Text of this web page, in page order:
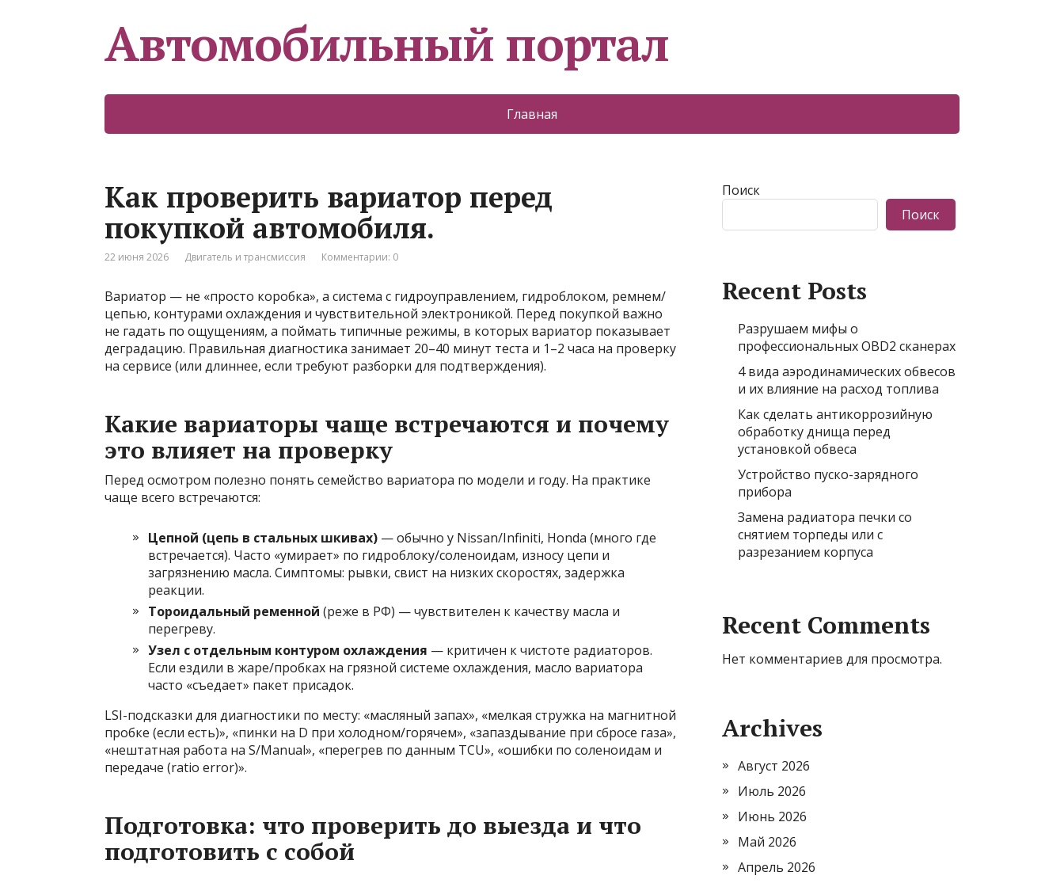
Автомобильный портал
Главная
Как проверить вариатор перед
покупкой автомобиля.
22 июня 2026 Двигатель и трансмиссия Комментарии: 0
Вариатор — не «просто коробка», а система с гидроуправлением, гидроблоком, ремнем/
цепью, контурами охлаждения и чувствительной электроникой. Перед покупкой важно
не гадать по ощущениям, а поймать типичные режимы, в которых вариатор показывает
деградацию. Правильная диагностика занимает 20–40 минут теста и 1–2 часа на проверку
на сервисе (или длиннее, если требуют разборки для подтверждения).
Какие вариаторы чаще встречаются и почему
это влияет на проверку
Перед осмотром полезно понять семейство вариатора по модели и году. На практике
чаще всего встречаются:
Цепной (цепь в стальных шкивах) — обычно у Nissan/Infiniti, Honda (много где
встречается). Часто «умирает» по гидроблоку/соленоидам, износу цепи и
загрязнению масла. Симптомы: рывки, свист на низких скоростях, задержка
реакции.
Тороидальный ременной (реже в РФ) — чувствителен к качеству масла и
перегреву.
Узел с отдельным контуром охлаждения — критичен к чистоте радиаторов.
Если ездили в жаре/пробках на грязной системе охлаждения, масло вариатора
часто «съедает» пакет присадок.
LSI-подсказки для диагностики по месту: «масляный запах», «мелкая стружка на магнитной
пробке (если есть)», «пинки на D при холодном/горячем», «запаздывание при сбросе газа»,
«нештатная работа на S/Manual», «перегрев по данным TCU», «ошибки по соленоидам и
передаче (ratio error)».
Подготовка: что проверить до выезда и что
подготовить с собой
Поиск
Поиск
Recent Posts
Разрушаем мифы о
профессиональных OBD2 сканерах
4 вида аэродинамических обвесов
и их влияние на расход топлива
Как сделать антикоррозийную
обработку днища перед
установкой обвеса
Устройство пуско-зарядного
прибора
Замена радиатора печки со
снятием торпеды или с
разрезанием корпуса
Recent Comments
Нет комментариев для просмотра.
Archives
Август 2026
Июль 2026
Июнь 2026
Май 2026
Апрель 2026